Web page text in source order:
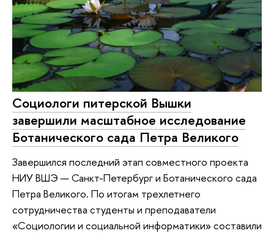
Социологи питерской Вышки
завершили масштабное исследование
Ботанического сада Петра Великого
Завершился последний этап совместного проекта
НИУ ВШЭ — Санкт-Петербург и Ботанического сада
Петра Великого. По итогам трехлетнего
сотрудничества студенты и преподаватели
«Социологии и социальной информатики» составили